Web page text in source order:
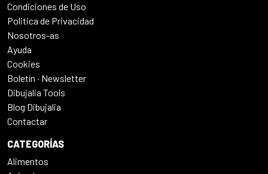
Condiciones de Uso
Politica de Privacidad
Nosotros-as
Ayuda
Cookies
Boletín · Newsletter
Dibujalia Tools
Blog Dibujalia
Contactar
CATEGORÍAS
Alimentos